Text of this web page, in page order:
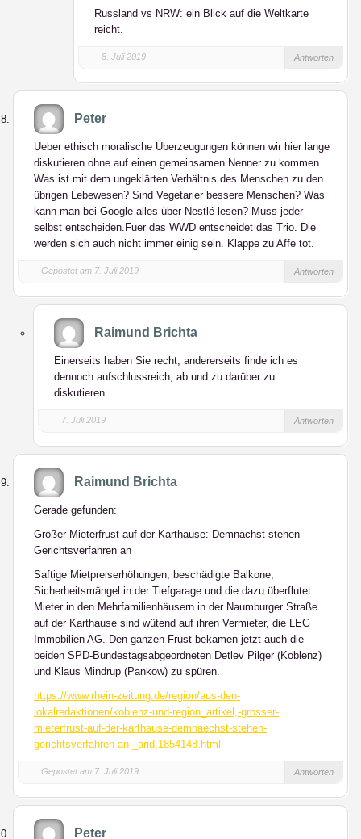
Russland vs NRW: ein Blick auf die Weltkarte
reicht.
8. Juli 2019 Antworten
Peter
Ueber ethisch moralische Überzeugungen können wir hier lange
diskutieren ohne auf einen gemeinsamen Nenner zu kommen.
Was ist mit dem ungeklärten Verhältnis des Menschen zu den
übrigen Lebewesen? Sind Vegetarier bessere Menschen? Was
kann man bei Google alles über Nestlé lesen? Muss jeder
selbst entscheiden.Fuer das WWD entscheidet das Trio. Die
werden sich auch nicht immer einig sein. Klappe zu Affe tot.
Gepostet am 7. Juli 2019 Antworten
Raimund Brichta
Einerseits haben Sie recht, andererseits finde ich es
dennoch aufschlussreich, ab und zu darüber zu
diskutieren.
7. Juli 2019 Antworten
Raimund Brichta
Gerade gefunden:
Großer Mieterfrust auf der Karthause: Demnächst stehen
Gerichtsverfahren an
Saftige Mietpreiserhöhungen, beschädigte Balkone,
Sicherheitsmängel in der Tiefgarage und die dazu überflutet:
Mieter in den Mehrfamilienhäusern in der Naumburger Straße
auf der Karthause sind wütend auf ihren Vermieter, die LEG
Immobilien AG. Den ganzen Frust bekamen jetzt auch die
beiden SPD-Bundestagsabgeordneten Detlev Pilger (Koblenz)
und Klaus Mindrup (Pankow) zu spüren.
https://www.rhein-zeitung.de/region/aus-den-
lokalredaktionen/koblenz-und-region_artikel,-grosser-
mieterfrust-auf-der-karthause-demnaechst-stehen-
gerichtsverfahren-an-_arid,1854148.html
Gepostet am 7. Juli 2019 Antworten
Peter